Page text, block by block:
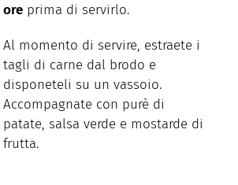
ore prima di servirlo.
Al momento di servire, estraete i
tagli di carne dal brodo e
disponeteli su un vassoio.
Accompagnate con purè di
patate, salsa verde e mostarde di
frutta.